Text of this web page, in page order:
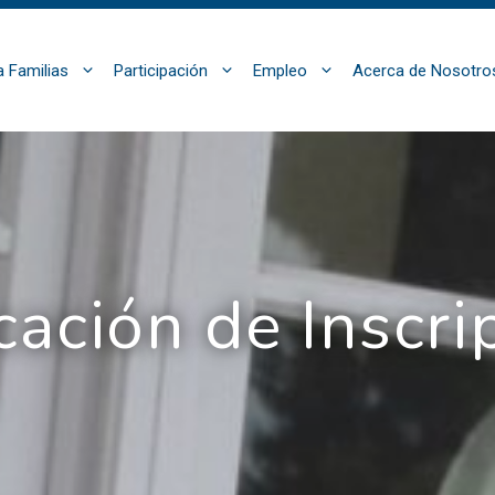
Familias Participación Empleo Acerca de
de